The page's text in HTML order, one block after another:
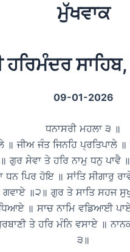
ਮੁੱਖਵਾਕ
09-01-2026
ਧਨਾਸਰੀ ਮਹਲਾ ੩ ॥
॥ ਜੀਅ ਜੰਤ ਜਿਨਹਿ ਪ੍ਰਤਿਪਾਲੇ
ਗੁਰ ਸੇਵਾ ਤੇ ਹਰਿ ਨਾਮੁ ਧਨੁ ਪਾਵੈ
ਧਨ ਪਿਰ ਹੋਇ ॥ ਸਾਂਤਿ ਸੀਗਾਰੁ
॥੨॥ ਗੁਰ ਤੇ ਸਾਤਿ ਸਹਜ ਸੁਖੁ
॥ ਸਾਚ ਨਾਮਿ ਵਡਿਆਈ
ਤੇ ਹਰਿ ਮੰਨਿ ਵਸਾਏ ॥
੩॥